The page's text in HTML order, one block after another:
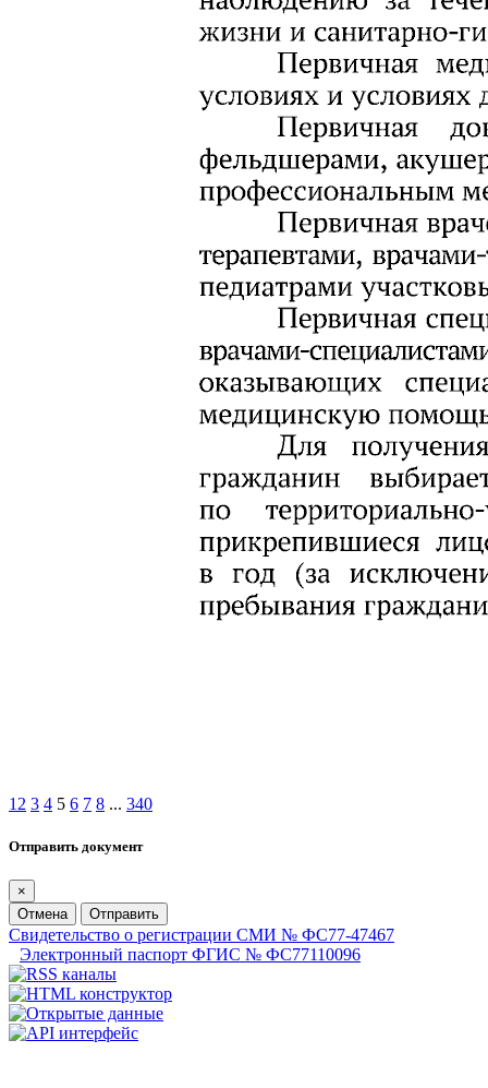
1 2 3 4 5 6 7 8 ... 340
Отправить документ
×
Отмена
Отправить
Свидетельство о регистрации СМИ № ФС77-47467
Электронный паспорт ФГИС № ФС77110096